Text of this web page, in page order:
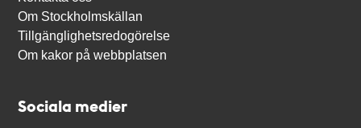
Om Stockholmskällan
Tillgänglighetsredogörelse
Om kakor på webbplatsen
Sociala medier